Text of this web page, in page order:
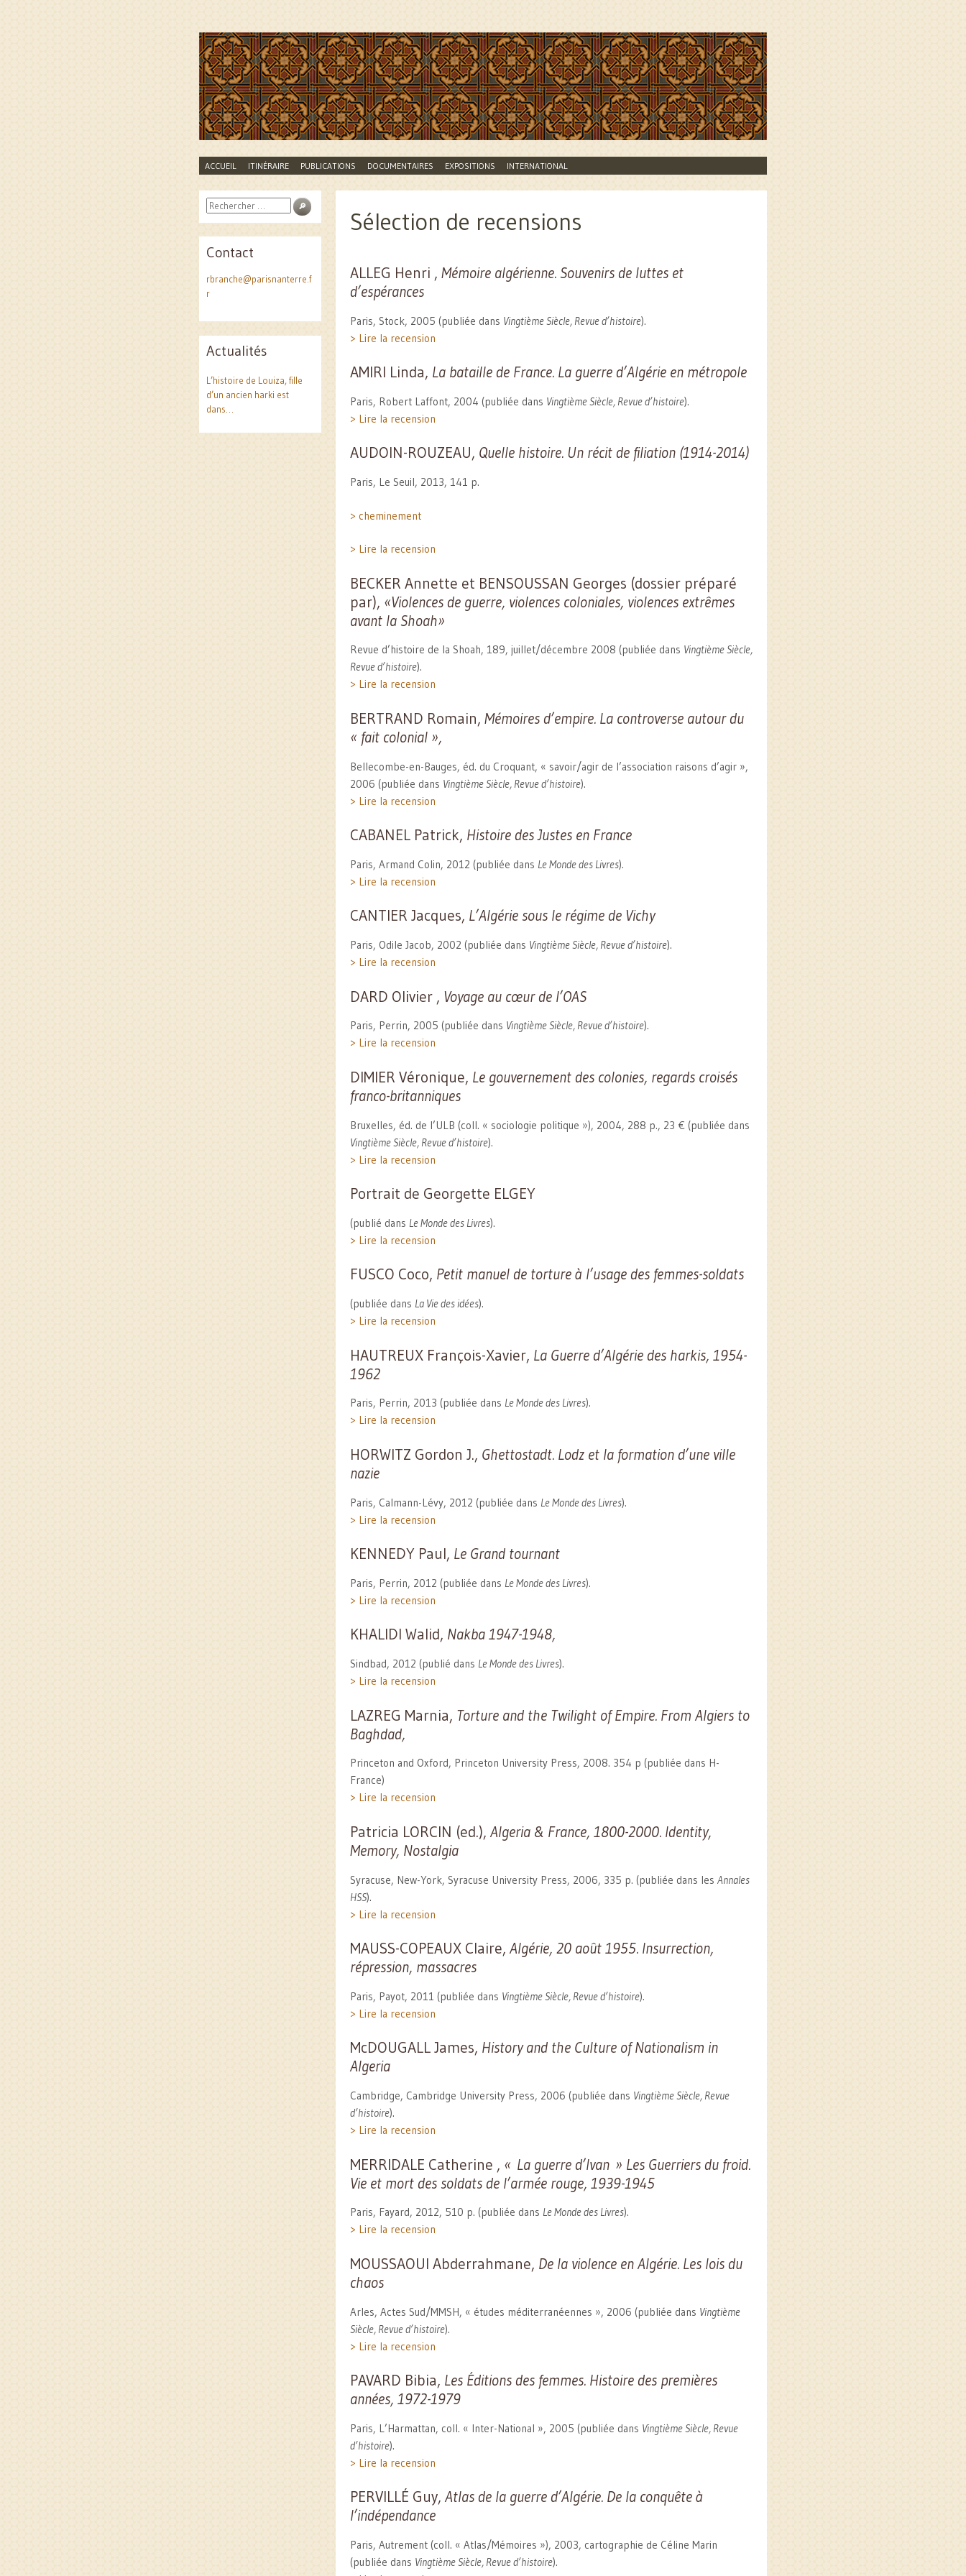
Raphaëlle Branche
SKIP
TO
CONTENT
ACCUEIL ITINÉRAIRE PUBLICATIONS DOCUMENTAIRES EXPOSITIONS INTERNATIONAL
Sélection de recensions
ALLEG Henri , Mémoire algérienne. Souvenirs de luttes et
d’espérances
Paris, Stock, 2005 (publiée dans Vingtième Siècle, Revue d’histoire).
> Lire la recension
AMIRI Linda, La bataille de France. La guerre d’Algérie en métropole
Paris, Robert Laffont, 2004 (publiée dans Vingtième Siècle, Revue d’histoire).
> Lire la recension
AUDOIN-ROUZEAU, Quelle histoire. Un récit de filiation (1914-2014)
Paris, Le Seuil, 2013, 141 p.
> cheminement
> Lire la recension
BECKER Annette et BENSOUSSAN Georges (dossier préparé
par), «Violences de guerre, violences coloniales, violences extrêmes
avant la Shoah»
Revue d’histoire de la Shoah, 189, juillet/décembre 2008 (publiée dans Vingtième Siècle,
Revue d’histoire).
> Lire la recension
BERTRAND Romain, Mémoires d’empire. La controverse autour du
« fait colonial »,
Bellecombe-en-Bauges, éd. du Croquant, « savoir/agir de l’association raisons d’agir »,
2006 (publiée dans Vingtième Siècle, Revue d’histoire).
> Lire la recension
CABANEL Patrick, Histoire des Justes en France
Paris, Armand Colin, 2012 (publiée dans Le Monde des Livres).
> Lire la recension
CANTIER Jacques, L’Algérie sous le régime de Vichy
Paris, Odile Jacob, 2002 (publiée dans Vingtième Siècle, Revue d’histoire).
> Lire la recension
DARD Olivier , Voyage au cœur de l’OAS
Paris, Perrin, 2005 (publiée dans Vingtième Siècle, Revue d’histoire).
> Lire la recension
DIMIER Véronique, Le gouvernement des colonies, regards croisés
franco-britanniques
Bruxelles, éd. de l’ULB (coll. « sociologie politique »), 2004, 288 p., 23 € (publiée dans
Vingtième Siècle, Revue d’histoire).
> Lire la recension
Portrait de Georgette ELGEY
(publié dans Le Monde des Livres).
> Lire la recension
FUSCO Coco, Petit manuel de torture à l’usage des femmes-soldats
(publiée dans La Vie des idées).
> Lire la recension
HAUTREUX François-Xavier, La Guerre d’Algérie des harkis, 1954-
1962
Paris, Perrin, 2013 (publiée dans Le Monde des Livres).
> Lire la recension
HORWITZ Gordon J., Ghettostadt. Lodz et la formation d’une ville
nazie
Paris, Calmann-Lévy, 2012 (publiée dans Le Monde des Livres).
> Lire la recension
KENNEDY Paul, Le Grand tournant
Paris, Perrin, 2012 (publiée dans Le Monde des Livres).
> Lire la recension
KHALIDI Walid, Nakba 1947-1948,
Sindbad, 2012 (publié dans Le Monde des Livres).
> Lire la recension
LAZREG Marnia, Torture and the Twilight of Empire. From Algiers to
Baghdad,
Princeton and Oxford, Princeton University Press, 2008. 354 p (publiée dans H-
France)
> Lire la recension
Patricia LORCIN (ed.), Algeria & France, 1800-2000. Identity,
Memory, Nostalgia
Syracuse, New-York, Syracuse University Press, 2006, 335 p. (publiée dans les Annales
HSS).
> Lire la recension
MAUSS-COPEAUX Claire, Algérie, 20 août 1955. Insurrection,
répression, massacres
Paris, Payot, 2011 (publiée dans Vingtième Siècle, Revue d’histoire).
> Lire la recension
McDOUGALL James, History and the Culture of Nationalism in
Algeria
Cambridge, Cambridge University Press, 2006 (publiée dans Vingtième Siècle, Revue
d’histoire).
> Lire la recension
MERRIDALE Catherine , « La guerre d’Ivan » Les Guerriers du froid.
Vie et mort des soldats de l’armée rouge, 1939-1945
Paris, Fayard, 2012, 510 p. (publiée dans Le Monde des Livres).
> Lire la recension
MOUSSAOUI Abderrahmane, De la violence en Algérie. Les lois du
chaos
Arles, Actes Sud/MMSH, « études méditerranéennes », 2006 (publiée dans Vingtième
Siècle, Revue d’histoire).
> Lire la recension
PAVARD Bibia, Les Éditions des femmes. Histoire des premières
années, 1972-1979
Paris, L’Harmattan, coll. « Inter-National », 2005 (publiée dans Vingtième Siècle, Revue
d’histoire).
> Lire la recension
PERVILLÉ Guy, Atlas de la guerre d’Algérie. De la conquête à
l’indépendance
Paris, Autrement (coll. « Atlas/Mémoires »), 2003, cartographie de Céline Marin
(publiée dans Vingtième Siècle, Revue d’histoire).
Search
Contact
rbranche@parisnanterre.f
r
Actualités
L’histoire de Louiza, fille
d’un ancien harki est
dans…